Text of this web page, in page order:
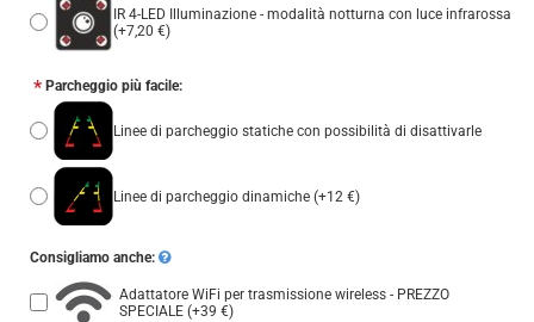
IR 4-LED Illuminazione - modalità notturna con luce infrarossa
(+7,20 €)
Parcheggio più facile:
Linee di parcheggio statiche con possibilità di disattivarle
Linee di parcheggio dinamiche (+12 €)
Consigliamo anche:
Adattatore WiFi per trasmissione wireless - PREZZO
SPECIALE (+39 €)